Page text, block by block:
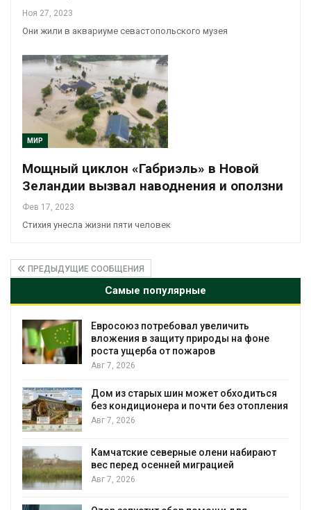
Ноя 27, 2023
Они жили в аквариуме севастопольского музея
МИР
Мощный циклон «Габриэль» в Новой
Зеландии вызвал наводнения и оползни
Фев 17, 2023
Стихия унесла жизни пяти человек
ПРЕДЫДУЩИЕ СООБЩЕНИЯ
Самые популярные
фоне
отопления
Американские экологи
масштабном загрязнении из-за
противопожарной пены
Названы ведущие экологические
России по итогам 2025 года
Тайфун, засуха и пожары: сразу
несколько регионов столкнулись
Авг 7, 2026